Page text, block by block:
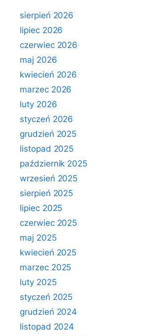
sierpień 2026
lipiec 2026
czerwiec 2026
maj 2026
kwiecień 2026
marzec 2026
luty 2026
styczeń 2026
grudzień 2025
listopad 2025
październik 2025
wrzesień 2025
sierpień 2025
lipiec 2025
czerwiec 2025
maj 2025
kwiecień 2025
marzec 2025
luty 2025
styczeń 2025
grudzień 2024
listopad 2024